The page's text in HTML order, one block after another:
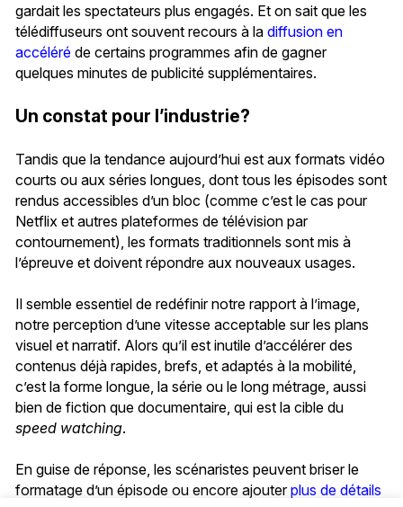
gardait les spectateurs plus engagés. Et on sait que les
télédiffuseurs ont souvent recours à la diffusion en
accéléré de certains programmes afin de gagner
quelques minutes de publicité supplémentaires.
Un constat pour l’industrie?
Tandis que la tendance aujourd’hui est aux formats vidéo
courts ou aux séries longues, dont tous les épisodes sont
rendus accessibles d’un bloc (comme c’est le cas pour
Netflix et autres plateformes de télévision par
contournement), les formats traditionnels sont mis à
l’épreuve et doivent répondre aux nouveaux usages.
Il semble essentiel de redéfinir notre rapport à l’image,
notre perception d’une vitesse acceptable sur les plans
visuel et narratif. Alors qu’il est inutile d’accélérer des
contenus déjà rapides, brefs, et adaptés à la mobilité,
c’est la forme longue, la série ou le long métrage, aussi
bien de fiction que documentaire, qui est la cible du
speed watching.
En guise de réponse, les scénaristes peuvent briser le
formatage d’un épisode ou encore ajouterplus de détails